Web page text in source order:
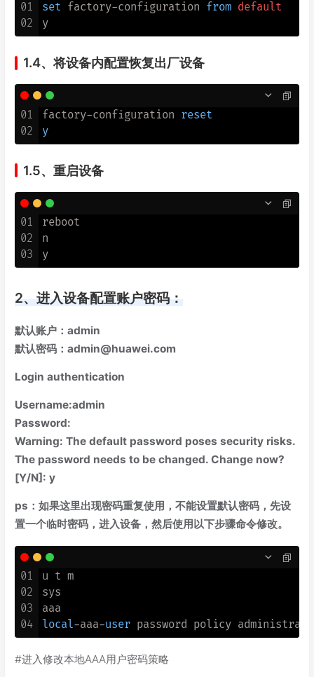
01
02
set factory-configuration from default
1.4、将设备内配置恢复出厂设备
01
02
factory-configuration reset
y
1.5、重启设备
01
02
03
reboot
n
2、进入设备配置账户密码：
默认账户：admin
默认密码： admin@huawei.com
Login authentication
Username:admin
Password:
Warning: The default password poses security risks.
The password needs to be changed. Change now?
[Y/N]: y
ps：如果这里出现密码重复使用，不能设置默认密码，先设
置一个临时密码，进入设备，然后使用以下步骤命令修改。
01
02
03
04
u t m
sys
local-aaa-user
#进入修改本地AAA用户密码策略